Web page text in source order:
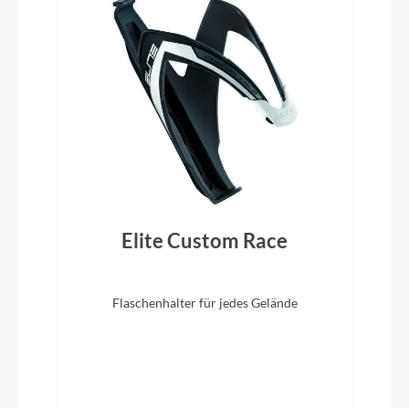
Shimano GRX ST-RX820
Lenkerband
ACID Bartape CC 3.0
Vorbau
CUBE CIS Stem w/ Cable Routing, FPI-Link
Elite Custom Race
Flaschenhalter für jedes Gelände